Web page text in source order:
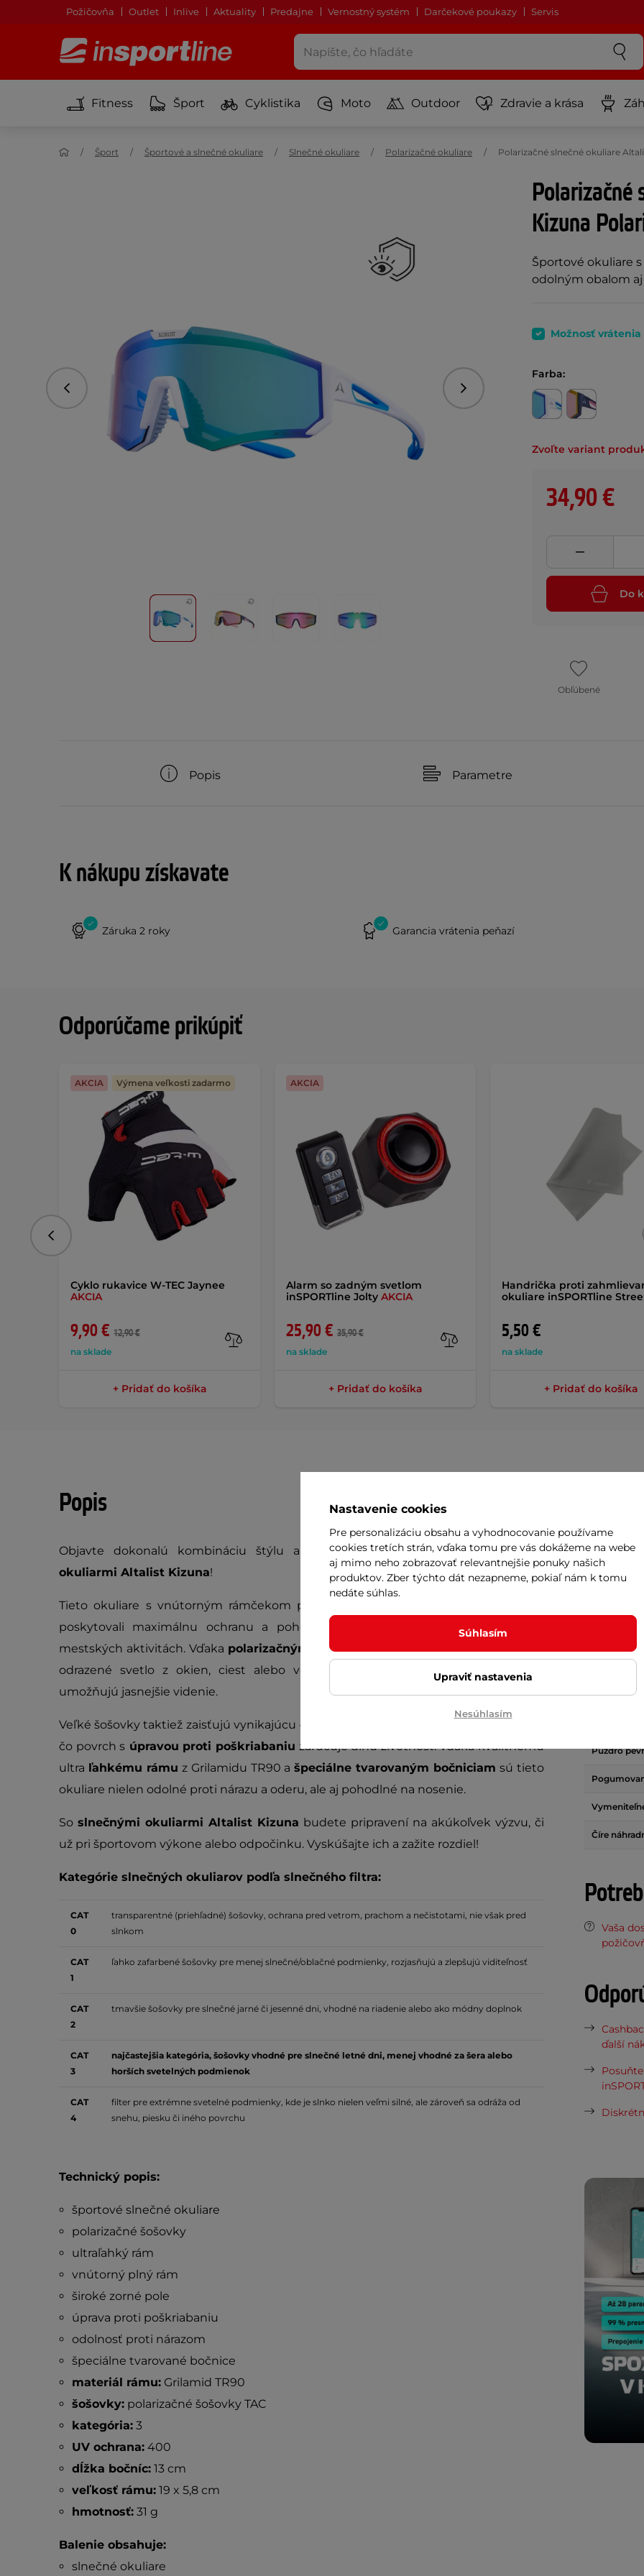
Požičovňa Outlet Inlive Aktuality Predajne Vernostný systém Darčekové poukazy Servis
Fitness Šport Cyklistika Moto Outdoor Zdravie a krása
Šport Športové a slnečné okuliare Slnečné okuliare Polarizačné okuliare Polarizačné slnečné okuliare
Kizuna
Športové okuliare
odolným obalom
Predchádzajúce Nasledujúce
Možnosť
Farba:
Zvoľte variant
34,90 €
Do
Obľúbené
Popis Parametre
K nákupu získavate
Záruka 2 roky Garancia vrátenia peňazí
Odporúčame prikúpiť
Cyklo rukavice W-TEC Jaynee
AKCIA
9,90 € 12,90 €
na sklade
AKCIA Výmena veľkosti zadarmo
+ Pridať do košíka
Alarm so zadným svetlom
inSPORTline Jolty AKCIA
25,90 € 35,90 €
na sklade
AKCIA
+ Pridať do košíka
Handrička proti
okuliare inSPORTline
5,50 €
na sklade
+ Pridať do košíka
Predchádzajúce
Popis
Objavte dokonalú kombináciu štýlu a funkčnosti sošportovými slnečnými
okuliarmi Altalist Kizuna!
Tieto okuliare s vnútorným rámčekom po celom obvode sú navrhnuté tak, aby
poskytovali maximálnu ochranu a pohodlie pri všetkých Vašich športových a
mestských aktivitách. Vďaka polarizačným šošovkámTAC účinne blokujú a filtrujú
odrazené svetlo z okien, ciest alebo vodných plôch. Ďalej zvyšujú kontrast a
umožňujú jasnejšie videnie.
Veľké šošovky taktiež zaisťujú vynikajúcu ochranu proti UV žiareniu
čo povrch s úpravou proti poškriabaniu zaručuje dlhú životnosť. Vďaka kvalitnému
ultra ľahkému rámu z Grilamidu TR90 ašpeciálne tvarovaným bočniciam sú tieto
okuliare nielen odolné proti nárazu a oderu, ale aj pohodlné na nosenie.
So slnečnými okuliarmi Altalist Kizuna budete pripravení na akúkoľvek výzvu, či
už pri športovom výkone alebo odpočinku. Vyskúšajte ich a zažite rozdiel!
Kategórie slnečných okuliarov podľa slnečného filtra:
CAT
0
transparentné (priehľadné) šošovky, ochrana pred vetrom, prachom a nečistotami, nie však pred
slnkom
CAT
1
ľahko zafarbené šošovky pre menej slnečné/oblačné podmienky, rozjasňujú a zlepšujú viditeľnosť
CAT
2
tmavšie šošovky pre slnečné jarné či jesenné dni, vhodné na riadenie alebo ako módny doplnok
CAT
3
najčastejšia kategória, šošovky vhodné pre slnečné letné dni, menej vhodné za šera alebo
horších svetelných podmienok
CAT
4
filter pre extrémne svetelné podmienky, kde je slnko nielen veľmi silné, ale zároveň sa odráža od
snehu, piesku či iného povrchu
Technický popis:
športové slnečné okuliare
polarizačné šošovky
ultraľahký rám
vnútorný plný rám
široké zorné pole
úprava proti poškriabaniu
odolnosť proti nárazom
špeciálne tvarované bočnice
materiál rámu:Grilamid TR90
šošovky:polarizačné šošovky TAC
kategória:3
UV ochrana:400
dĺžka bočníc:13 cm
veľkosť rámu:19 x 5,8 cm
hmotnosť:31 g
Balenie obsahuje:
slnečné okuliare
Materiál
Sklá
Kategória
UV ochrana
Puzdro
Číre
Vaša
ďalší
Nastavenie cookies
Pre personalizáciu obsahu a vyhodnocovanie používame
cookies tretích strán, vďaka tomu pre vás dokážeme na webe
aj mimo neho zobrazovať relevantnejšie ponuky našich
produktov. Zber týchto dát nezapneme, pokiaľ nám k tomu
nedáte súhlas.
Súhlasím
Upraviť nastavenia
Nesúhlasím